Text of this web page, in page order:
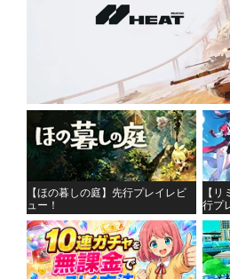
【ほの暮しの庭】先行プレイレビ
ュー！
【
行プ